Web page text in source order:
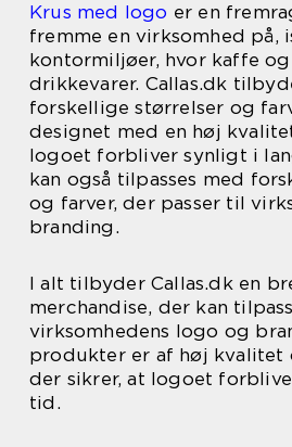
Krus med logo er en
fremme en virksomhed på,
kontormiljøer, hvor kaffe
drikkevarer. Callas.dk
forskellige størrelser og
designet med en høj
logoet forbliver synligt i
kan også tilpasses med
og farver, der passer til
branding.
I alt tilbyder Callas.dk en
merchandise, der kan
virksomhedens logo og
produkter er af høj kvalitet
der sikrer, at logoet
tid.